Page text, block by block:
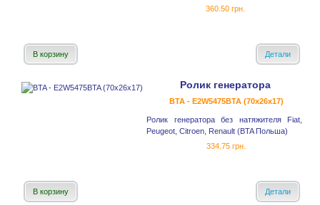
360.50 грн.
В корзину Детали
Ролик генератора
BTA - E2W5475BTA (70x26x17)
Ролик генератора без натяжителя Fiat,
Peugeot, Citroen, Renault (BTA Польша)
334.75 грн.
В корзину Детали